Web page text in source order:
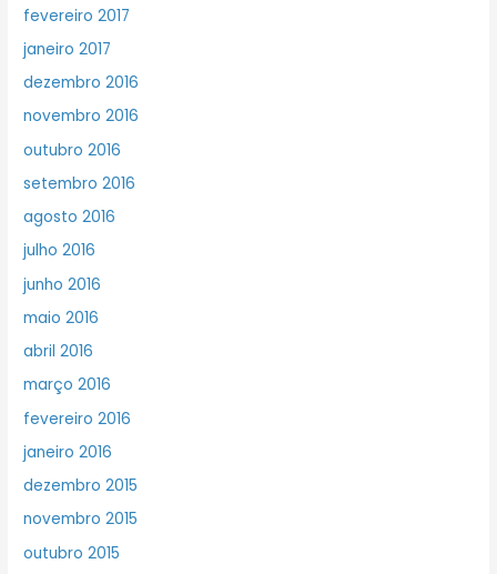
fevereiro 2017
janeiro 2017
dezembro 2016
novembro 2016
outubro 2016
setembro 2016
agosto 2016
julho 2016
junho 2016
maio 2016
abril 2016
março 2016
fevereiro 2016
janeiro 2016
dezembro 2015
novembro 2015
outubro 2015